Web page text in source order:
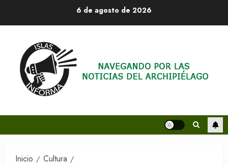
6 de agosto de 2026
Inicio
Cultura